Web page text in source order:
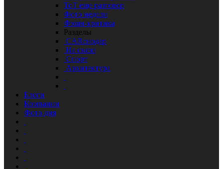
ТоТ еще разговор
Фото недели
Фэшн-критика
Разделы
CARснодар
На связи
Спорт
Архитектура
Блоги
Компании
Фото дня